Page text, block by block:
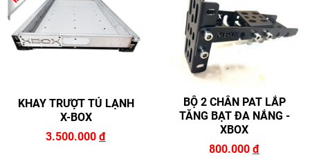
KHAY TRƯỢT TỦ LẠNH
X-BOX
3.500.000 đ
BỘ 2 CHÂN PAT LẮP
TĂNG BẠT ĐA NẮNG -
XBOX
800.000 đ